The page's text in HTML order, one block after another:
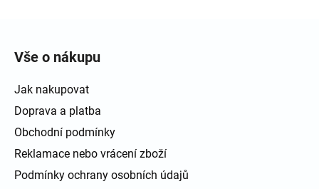
Vše o nákupu
Jak nakupovat
Doprava a platba
Obchodní podmínky
Reklamace nebo vrácení zboží
Podmínky ochrany osobních údajů